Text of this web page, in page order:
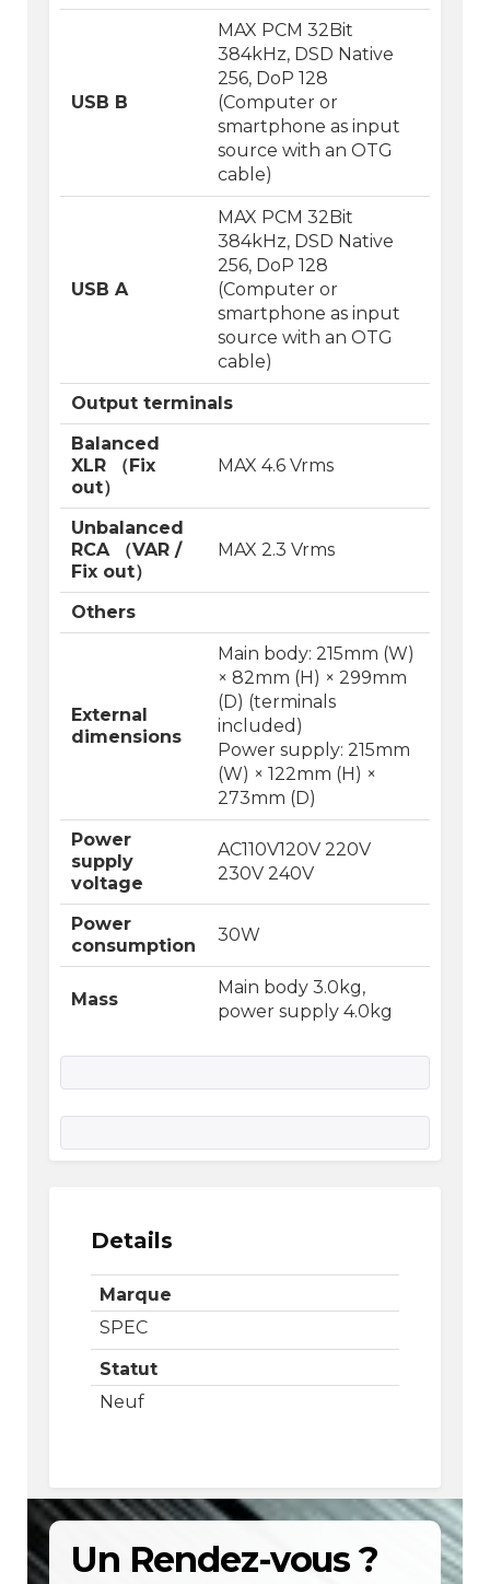
USB B
MAX PCM 32Bit
384kHz, DSD Native
256, DoP 128
(Computer or
smartphone as input
source with an OTG
cable)
USB A
MAX PCM 32Bit
384kHz, DSD Native
256, DoP 128
(Computer or
smartphone as input
source with an OTG
cable)
Output terminals
Balanced
XLR （Fix
out）
MAX 4.6 Vrms
Unbalanced
RCA （VAR /
Fix out）
MAX 2.3 Vrms
Others
External
dimensions
Main body: 215mm (W)
× 82mm (H) × 299mm
(D) (terminals
included)
Power supply: 215mm
(W) × 122mm (H) ×
273mm (D)
Power
supply
voltage
AC110V120V 220V
230V 240V
Power
consumption
30W
Mass
Main body 3.0kg,
power supply 4.0kg
Details
Marque
SPEC
Statut
Neuf
Un Rendez-vous ?